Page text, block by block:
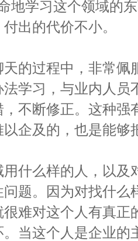
地学习这个领域的
出的代价不小。
的过程中，非常
学习，与业内人
，不断修正。这种
企及的，也是能够
什么样的人，以
题。因为对找什
难对这个人有真
当这个人是企业